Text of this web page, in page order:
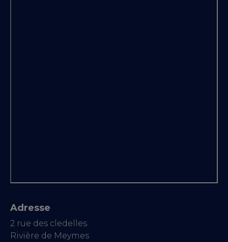
Adresse
2 rue des cledelles
Rivière de Meymes